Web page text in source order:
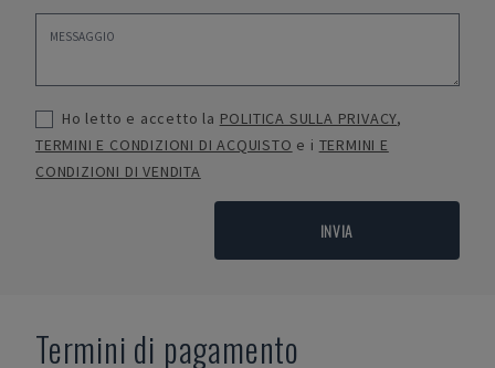
Ho letto e accetto la POLITICA SULLA PRIVACY,
TERMINI E CONDIZIONI DI ACQUISTO e i TERMINI E
CONDIZIONI DI VENDITA
INVIA
Termini di pagamento